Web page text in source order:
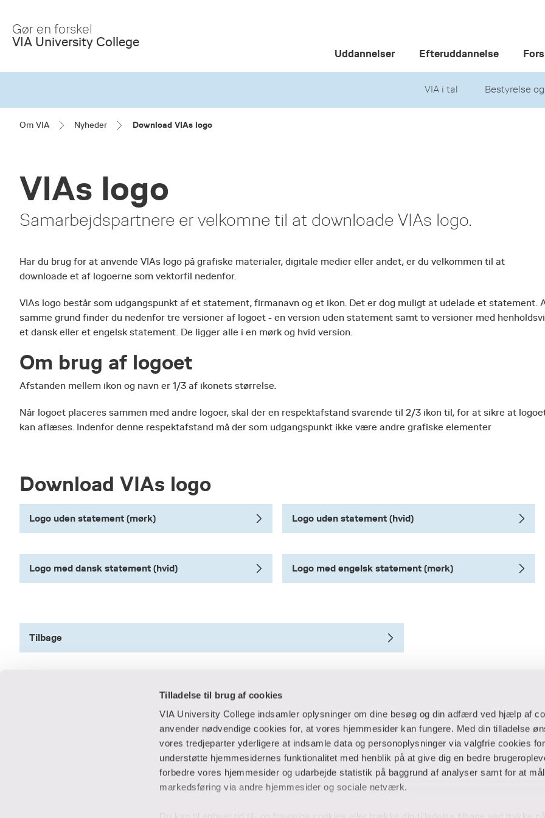
Tilladelse til brug af cookies
VIA University College indsamler oplysninger om dine besøg og din adfærd ved hjælp af
anvender nødvendige cookies for, at vores hjemmesider kan fungere. Med din tilladelse
vores tredjeparter yderligere at indsamle data og personoplysninger via valgfrie cookies
understøtte hjemmesidernes funktionalitet med henblik på at give dig en bedre
forbedre vores hjemmesider og udarbejde statistik på baggrund af analyser samt for at
markedsføring via andre hjemmesider og sociale netværk.
Main
Content
Gør en forskel
VIA University College
Uddannelser Efteruddannelse
VIA i tal Bestyrelse
Om VIA Nyheder Download VIAs logo
VIAs logo
Samarbejdspartnere er velkomne til at downloade VIAs logo.
Har du brug for at anvende VIAs logo på grafiske materialer, digitale medier eller andet, er du velkommen til at
downloade et af logoerne som vektorfil nedenfor.
VIAs logo består som udgangspunkt af et statement, firmanavn og et ikon. Det er dog muligt at udelade et statement.
samme grund finder du nedenfor tre versioner af logoet - en version uden statement samt to versioner med
et dansk eller et engelsk statement. De ligger alle i en mørk og hvid version.
Om brug af logoet
Afstanden mellem ikon og navn er 1/3 af ikonets størrelse.
Når logoet placeres sammen med andre logoer, skal der en respektafstand svarende til 2/3 ikon til, for at sikre at
kan aflæses. Indenfor denne respektafstand må der som udgangspunkt ikke være andre grafiske elementer
Download VIAs logo
Logo uden statement (mørk) Logo uden statement (hvid)
Logo med dansk statement (hvid) Logo med engelsk statement (mørk)
Tilbage
Samarbejde og virksomheder
IT-supportcenter
Ansatte og studerende